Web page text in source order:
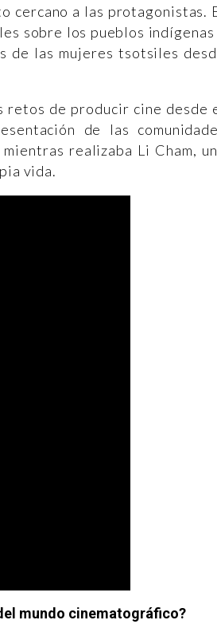
cercano a las protagonistas.
sobre los pueblos indígenas
de las mujeres tsotsiles
de producir cine desde
de las
realizaba Li Cham,
vida.
mundo cinematográfico?